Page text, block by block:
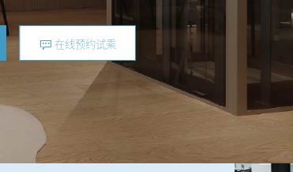
在线预约试乘